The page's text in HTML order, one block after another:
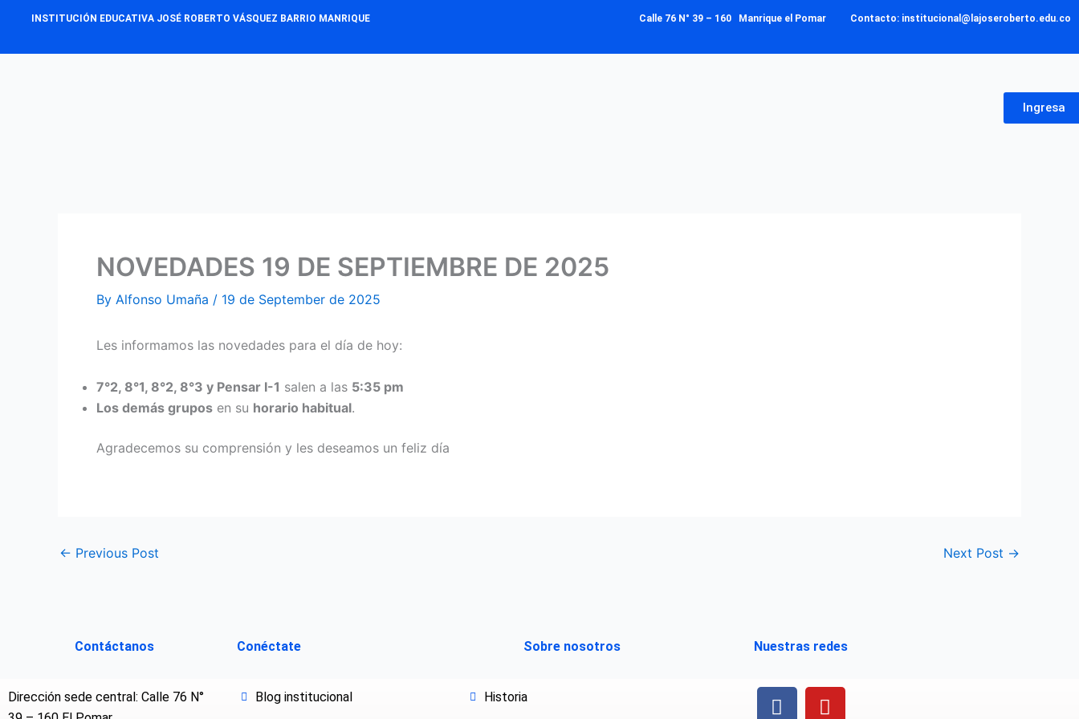
content
INSTITUCIÓN EDUCATIVA JOSÉ ROBERTO VÁSQUEZ BARRIO MANRIQUE Calle 76 N° 39 – 160 Manrique el Pomar Contacto: institucional@lajoseroberto.edu.co
Ingresa
NOVEDADES 19 DE SEPTIEMBRE DE 2025
By Alfonso Umaña / 19 de September de 2025
Les informamos las novedades para el día de hoy:
7°2, 8°1, 8°2, 8°3 y Pensar I-1 salen a las 5:35 pm
Los demás grupos en su horario habitual.
Agradecemos su comprensión y les deseamos un feliz día
← Previous Post Next Post →
Contáctanos Conéctate Sobre nosotros Nuestras redes
Dirección sede central: Calle 76 N°
Blog institucional Historia
F
Y